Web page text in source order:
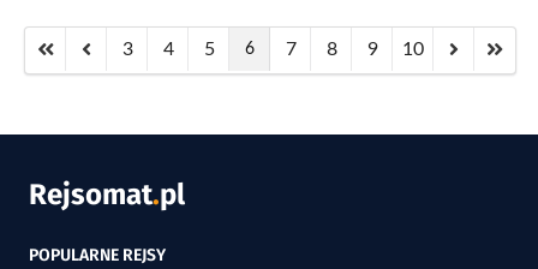
3 4 5 6 7 8 9 10
Rejsomat.pl
POPULARNE REJSY